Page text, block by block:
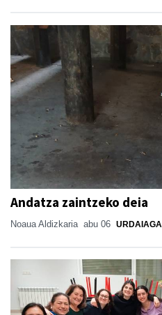
Andatza zaintzeko deia
Noaua Aldizkaria abu 06 URDAIAGA